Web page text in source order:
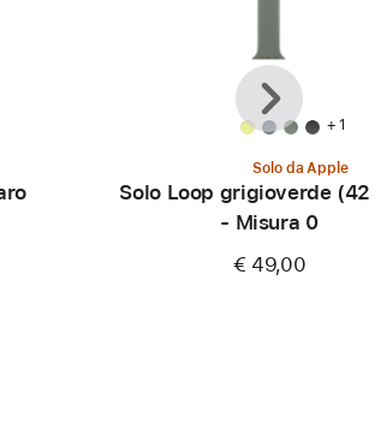
+ 1
Solo da Apple
Solo Loop grigioverde (42
- Misura 0
€ 49,00
Precedente
Avanti